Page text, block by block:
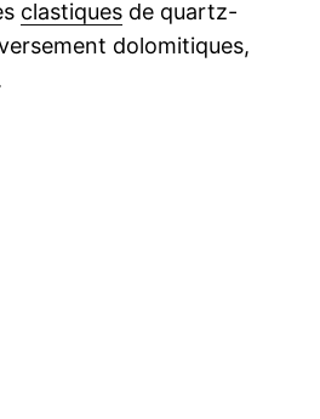
clastiquesde quartz-
dolomitiques,